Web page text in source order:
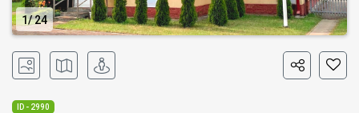
1 24
ID - 2990